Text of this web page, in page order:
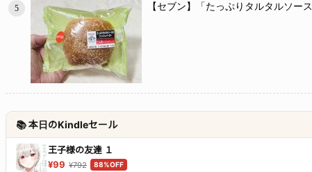
5 【セブン】「たっぷりタルタルソー
📚 本日のKindleセール
王子様の友達 １
¥99 ¥792
88%OFF